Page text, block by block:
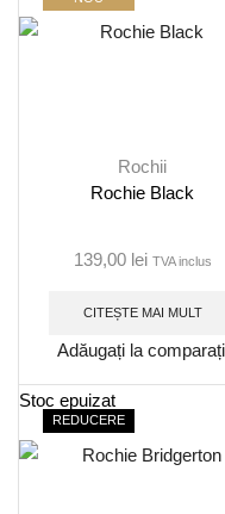
Rochii
Rochie Black
139,00 lei TVA inclus
CITEȘTE MAI MULT
Adăugați la
REDUCERE
Stoc epuizat